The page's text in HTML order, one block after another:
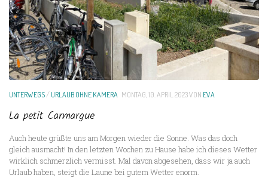
UNTERWEGS/URLAUB OHNE KAMERA MONTAG, 10. APRIL 2023VON EVA
La petit Carmargue
Auch heute grüßte uns am Morgen wieder die Sonne. Was das doch
gleich ausmacht! In den letzten Wochen zu Hause habe ich dieses Wetter
wirklich schmerzlich vermisst. Mal davon abgesehen, dass wir ja auch
Urlaub haben, steigt die Laune bei gutem Wetter enorm.